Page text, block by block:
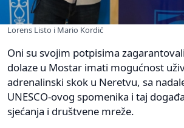
Lorens Listo i Mario Kordić
Oni su svojim potpisima
dolaze u Mostar imati mogućnost
adrenalinski skok u Neretvu, sa
UNESCO-ovog spomenika i taj
sjećanja i društvene mreže.